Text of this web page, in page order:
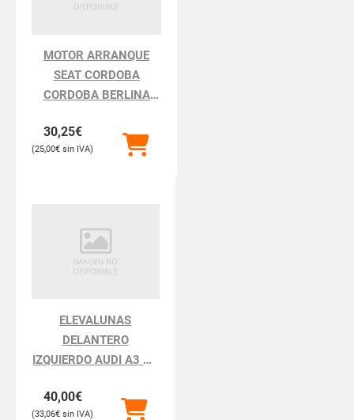
MOTOR ARRANQUE
SEAT CORDOBA
CORDOBA BERLINA
30,25€
25,00€
ELEVALUNAS
DELANTERO
IZQUIERDO AUDI A3 A3
40,00€
33,06€